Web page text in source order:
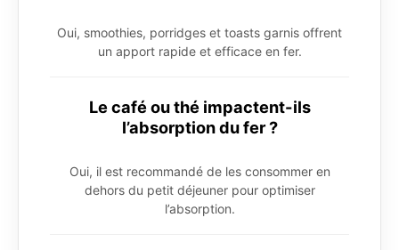
Oui, smoothies, porridges et toasts garnis offrent
un apport rapide et efficace en fer.
Le café ou thé impactent-ils
l’absorption du fer ?
Oui, il est recommandé de les consommer en
dehors du petit déjeuner pour optimiser
l’absorption.